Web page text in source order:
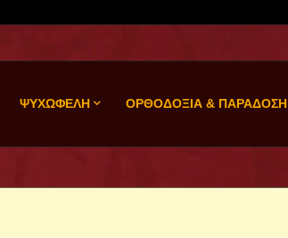
ΨΥΧΩΦΕΛΗ ΟΡΘΟΔΟΞΙΑ & ΠΑΡΑΔΟΣΗ